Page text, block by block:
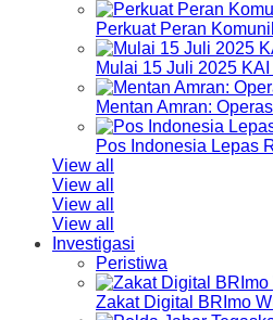
Perkuat Peran
Mulai 15 Juli 2025
Mentan Amran:
Pos Indonesia Lepas
View all
View all
View all
View all
Investigasi
Peristiwa
Zakat Digital BRImo